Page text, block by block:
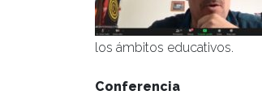
los ámbitos educativos.
Conferencia